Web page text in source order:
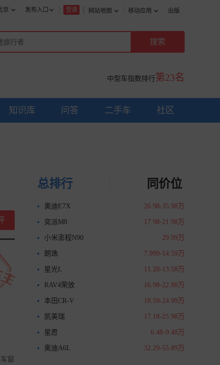
网站地图 移动应用 出版
登录
发布入口
京
中型车指数排行第23名
知识库 问答 二手车 社区
窗
总排行 同价位
奥迪E7X 26.98-35.98万
奕派M8 17.98-21.98万
小米澎程N90 29.99万
朗逸 7.999-14.59万
星光L 11.28-13.58万
RAV4荣放 16.98-22.88万
本田CR-V 18.59-24.99万
凯美瑞 17.18-25.98万
星愿 6.48-9.48万
奥迪A6L 32.29-55.89万